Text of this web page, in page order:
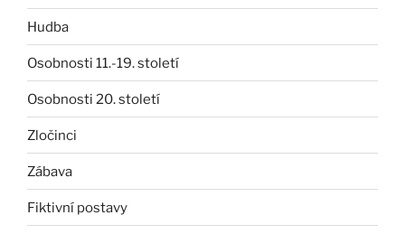
Hudba
Osobnosti 11.-19. století
Osobnosti 20. století
Zločinci
Zábava
Fiktivní postavy